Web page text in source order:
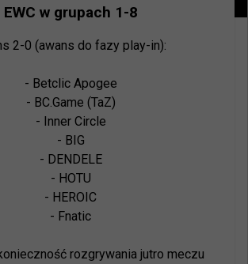
EWC w grupach 1-8
2-0 (awans do fazy play-in):
- Betclic Apogee
- BC.Game (TaZ)
- Inner Circle
- BIG
- DENDELE
- HOTU
- HEROIC
- Fnatic
rozgrywania jutro meczu